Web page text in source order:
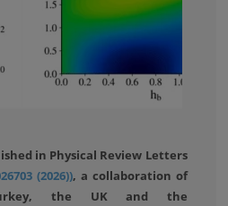
in Physical Review Letters
(2026)), a collaboration of
the UK and the